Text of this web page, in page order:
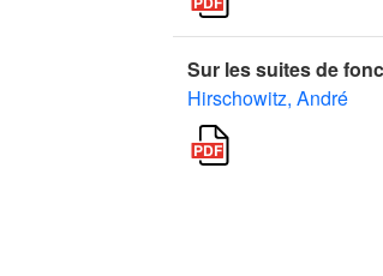
Sur les suites de
Hirschowitz, André